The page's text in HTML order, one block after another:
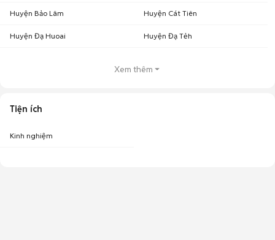
Huyện Bảo Lâm Huyện Cát Tiên
Huyện Đạ Huoai Huyện Đạ Tẻh
Xem thêm
Tiện ích
Kinh nghiệm